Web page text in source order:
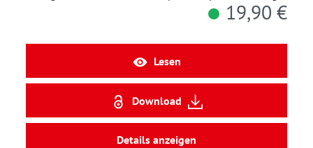
19,90 €
Lesen
Download
Details anzeigen